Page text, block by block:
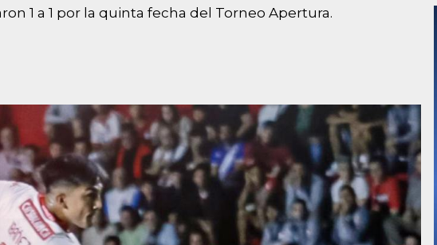
1 a 1 por la quinta fecha del Torneo Apertura.